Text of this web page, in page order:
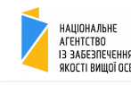
Перейти
вмісту